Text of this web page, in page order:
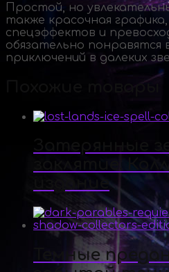
Простой, но
также красочная
спецэффектов и
обязательно понравятся
приключений в далеких
Похожие товары
Затерянные
Темные